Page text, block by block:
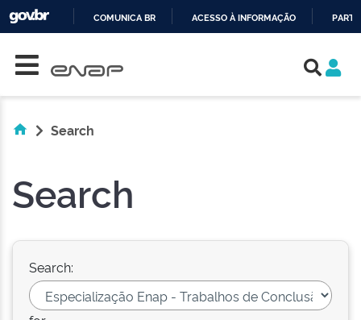
COMUNICA BR ACESSO À INFORMAÇÃO
Search
Search
Search: